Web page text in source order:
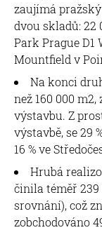
zaujímá
dvou skladů: 22
Park Prague D1
Mountfield v
Na konci
než 160 000
výstavbu. Z
výstavbě, se 29
16 % ve
Hrubá
činila téměř 239
srovnání), což
zobchodováno